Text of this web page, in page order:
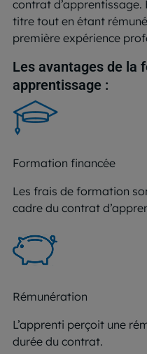
contrat
titre tout en étant
première expérience
Les avantages de la
apprentissage :
Formation financée
Les frais de formation
cadre du contrat
Rémunération
L’apprenti perçoit une
durée du contrat.